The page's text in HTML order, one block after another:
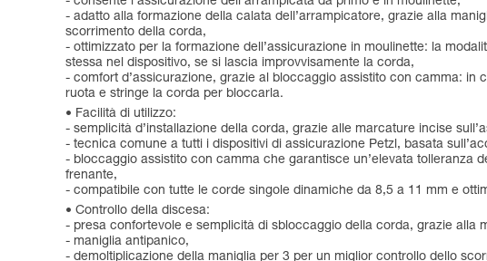
- adatto alla formazione della calata dell’arrampicatore, grazie alla
scorrimento della corda,
- ottimizzato per la formazione dell’assicurazione in moulinette: la
stessa nel dispositivo, se si lascia improvvisamente la corda,
- comfort d’assicurazione, grazie al bloccaggio assistito con camma: in
ruota e stringe la corda per bloccarla.
Facilità di utilizzo:
- semplicità d’installazione della corda, grazie alle marcature incise
- tecnica comune a tutti i dispositivi di assicurazione Petzl, basata
- bloccaggio assistito con camma che garantisce un’elevata tolleranza
frenante,
- compatibile con tutte le corde singole dinamiche da 8,5 a 11 mm e
Controllo della discesa:
- presa confortevole e semplicità di sbloccaggio della corda, grazie alla
- maniglia antipanico,
- demoltiplicazione della maniglia per 3 per un miglior controllo dello